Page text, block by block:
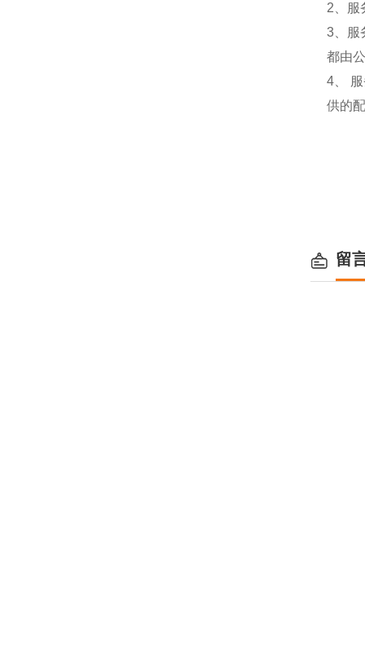
2、服
3、服
都由
4、
供的
留